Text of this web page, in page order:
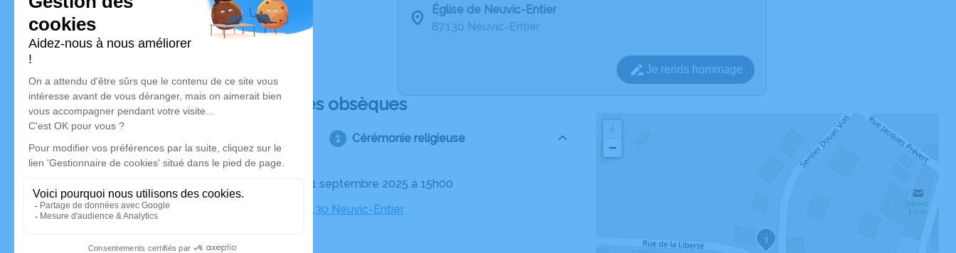
Église de Neuvic-Entier
87130 Neuvic-Entier
Je rends hommage
Déroulé des obsèques
Cérémonie religieuse
Le lundi 01 septembre 2025 à 15h00
Église, 87130 Neuvic-Entier
1
−